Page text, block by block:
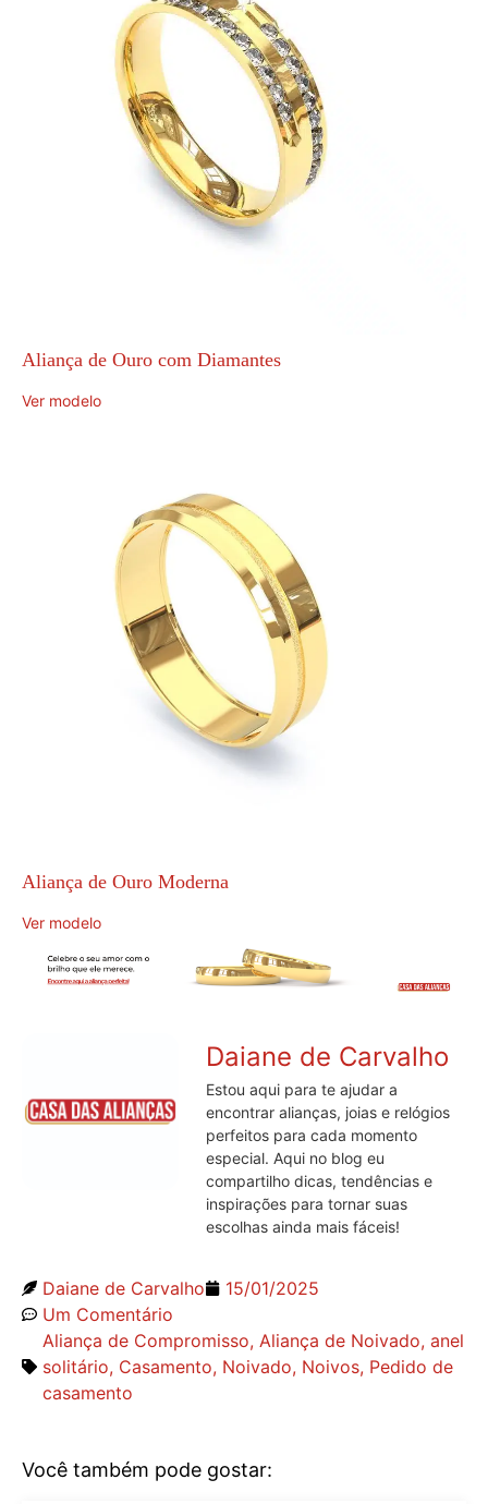
Aliança de Ouro com Diamantes
Ver modelo
Aliança de Ouro Moderna
Ver modelo
Daiane de Carvalho
Estou aqui para te ajudar a
encontrar alianças, joias e relógios
perfeitos para cada momento
especial. Aqui no blog eu
compartilho dicas, tendências e
inspirações para tornar suas
escolhas ainda mais fáceis!
Daiane de Carvalho
15/01/2025
Um Comentário
Aliança de Compromisso, Aliança de Noivado, anel
solitário, Casamento, Noivado, Noivos, Pedido de
casamento
Você também pode gostar: